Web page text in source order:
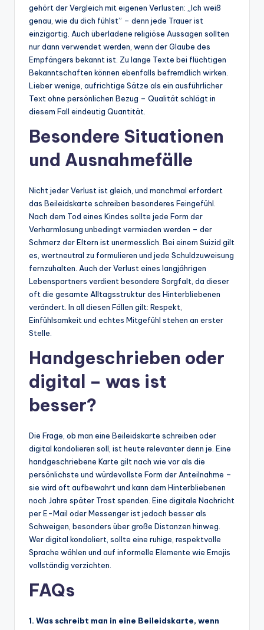
gehört der Vergleich mit eigenen Verlusten: „Ich weiß
genau, wie du dich fühlst” – denn jede Trauer ist
einzigartig. Auch überladene religiöse Aussagen sollten
nur dann verwendet werden, wenn der Glaube des
Empfängers bekannt ist. Zu lange Texte bei flüchtigen
Bekanntschaften können ebenfalls befremdlich wirken.
Lieber wenige, aufrichtige Sätze als ein ausführlicher
Text ohne persönlichen Bezug – Qualität schlägt in
diesem Fall eindeutig Quantität.
Besondere Situationen
und Ausnahmefälle
Nicht jeder Verlust ist gleich, und manchmal erfordert
das Beileidskarte schreiben besonderes Feingefühl.
Nach dem Tod eines Kindes sollte jede Form der
Verharmlosung unbedingt vermieden werden – der
Schmerz der Eltern ist unermesslich. Bei einem Suizid gilt
es, wertneutral zu formulieren und jede Schuldzuweisung
fernzuhalten. Auch der Verlust eines langjährigen
Lebenspartners verdient besondere Sorgfalt, da dieser
oft die gesamte Alltagsstruktur des Hinterbliebenen
verändert. In all diesen Fällen gilt: Respekt,
Einfühlsamkeit und echtes Mitgefühl stehen an erster
Stelle.
Handgeschrieben oder
digital – was ist
besser?
Die Frage, ob man eine Beileidskarte schreiben oder
digital kondolieren soll, ist heute relevanter denn je. Eine
handgeschriebene Karte gilt nach wie vor als die
persönlichste und würdevollste Form der Anteilnahme –
sie wird oft aufbewahrt und kann dem Hinterbliebenen
noch Jahre später Trost spenden. Eine digitale Nachricht
per E-Mail oder Messenger ist jedoch besser als
Schweigen, besonders über große Distanzen hinweg.
Wer digital kondoliert, sollte eine ruhige, respektvolle
Sprache wählen und auf informelle Elemente wie Emojis
vollständig verzichten.
FAQs
1. Was schreibt man in eine Beileidskarte, wenn